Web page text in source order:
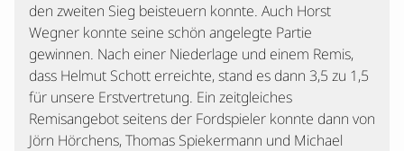
den zweiten Sieg beisteuern konnte. Auch Horst
Wegner konnte seine schön angelegte Partie
gewinnen. Nach einer Niederlage und einem Remis,
dass Helmut Schott erreichte, stand es dann 3,5 zu 1,5
für unsere Erstvertretung. Ein zeitgleiches
Remisangebot seitens der Fordspieler konnte dann von
Jörn Hörchens, Thomas Spiekermann und Michael